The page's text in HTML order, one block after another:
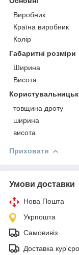
Виробник
Країна виробник
Колір
Габаритні розміри
Ширина
Висота
товщина дроту
ширина
висота
Приховати
Умови доставки
Нова Пошта
Укрпошта
Самовивіз
Доставка